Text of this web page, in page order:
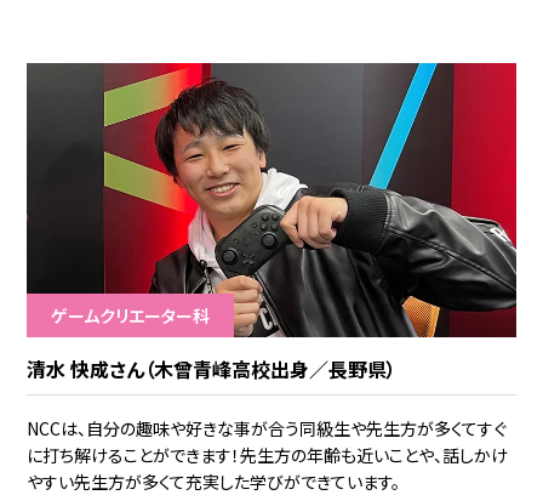
ゲームクリエーター科
清水 快成さん（木曾青峰高校出身／長野県）
NCCは、自分の趣味や好きな事が合う同級生や先生方が多くてすぐ
に打ち解けることができます！先生方の年齢も近いことや、話しかけ
やすい先生方が多くて充実した学びができています。